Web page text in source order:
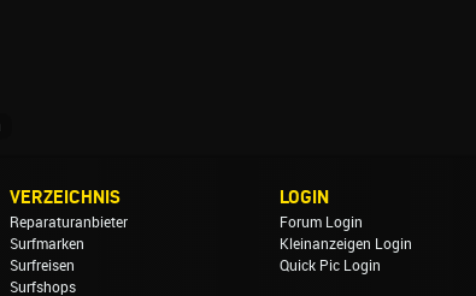
VERZEICHNIS
Reparaturanbieter
Surfmarken
Surfreisen
Surfshops
LOGIN
Forum Login
Kleinanzeigen Login
Quick Pic Login